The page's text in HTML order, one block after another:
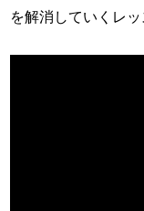
を解消していくレッ